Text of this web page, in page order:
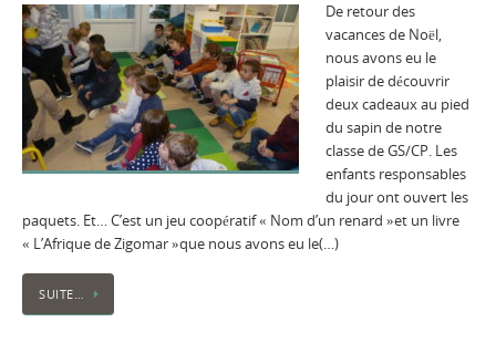
De retour des
vacances de Noël,
nous avons eu le
plaisir de découvrir
deux cadeaux au pied
du sapin de notre
classe de GS/CP. Les
enfants responsables
du jour ont ouvert les
paquets. Et… C’est un jeu coopératif « Nom d’un renard »et un livre
« L’Afrique de Zigomar »que nous avons eu le(…)
SUITE…